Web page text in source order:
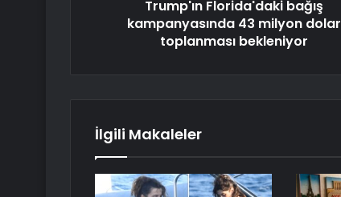
Trump'ın Florida'daki bağış
kampanyasında 43 milyon dolar
toplanması bekleniyor
İlgili Makaleler